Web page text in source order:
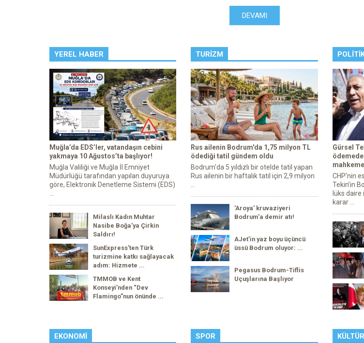
DEVAMI
YEREL HABER
Muğla’da EDS’ler, vatandaşın cebini
yakmaya 10 Ağustos’ta başlıyor!
Muğla Valiliği ve Muğla İl Emniyet
Müdürlüğü tarafından yapılan duyuruya
göre, Elektronik Denetleme Sistemi (EDS)
Milaslı Kadın Muhtar
Nasibe Boğa’ya Çirkin
Saldırı!
SunExpress'ten Türk
turizmine katkı sağlayacak
adım: Hizmete ...
TMMOB ve Kent
Konseyi’nden “Dev
Flamingo”nun önünde ...
TURIZM
Rus ailenin Bodrum'da 1,75 milyon TL
ödediği tatil gündem oldu
Bodrum'da 5 yıldızlı bir otelde tatil yapan
Rus ailenin bir haftalık tatil için 2,9 milyon
'Aroya' kruvaziyeri
Bodrum'a demir atı!
AJet’in yaz boyu üçüncü
üssü Bodrum oluyor: ...
Pegasus Bodrum-Tiflis
Uçuşlarına Başlıyor
Gürsel
CHP’nin
Tekin’in
lüks daire
karar ...
EKONOMI SPOR